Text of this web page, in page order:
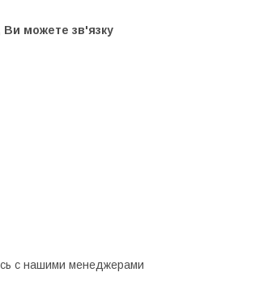
Ви можете зв'язку
с нашими менеджерами